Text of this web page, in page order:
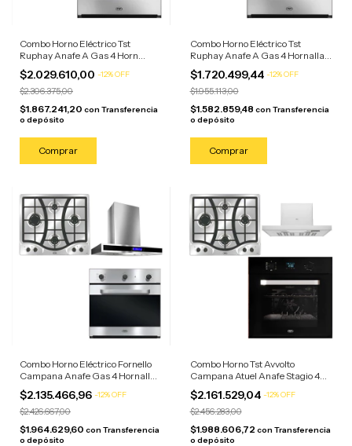
Combo Horno Eléctrico Tst
Ruphay Anafe A Gas 4 Horn
Campana Acero Inoxidable
$2.029.610,00 -12%OFF
$2.306.375,00
$1.867.241,20 con Transferencia
o depósito
Combo Horno Eléctrico Tst
Ruphay Anafe A Gas 4 Hornallas
Acero Inoxidable/anafe Acero
$1.720.499,44 -12%OFF
$1.955.113,00
$1.582.859,48 con Transferencia
o depósito
Combo Horno Eléctrico Fornello
Campana Anafe Gas 4 Hornallas
Acero Inoxidable
$2.135.466,96 -12%OFF
$2.426.667,00
$1.964.629,60 con Transferencia
o depósito
Combo Horno Tst Avvolto
Campana Atuel Anafe Stagio 4
Horn Negro/anafe Campana
Acero
$2.161.529,04 -12%OFF
$2.456.283,00
$1.988.606,72 con Transferencia
o depósito